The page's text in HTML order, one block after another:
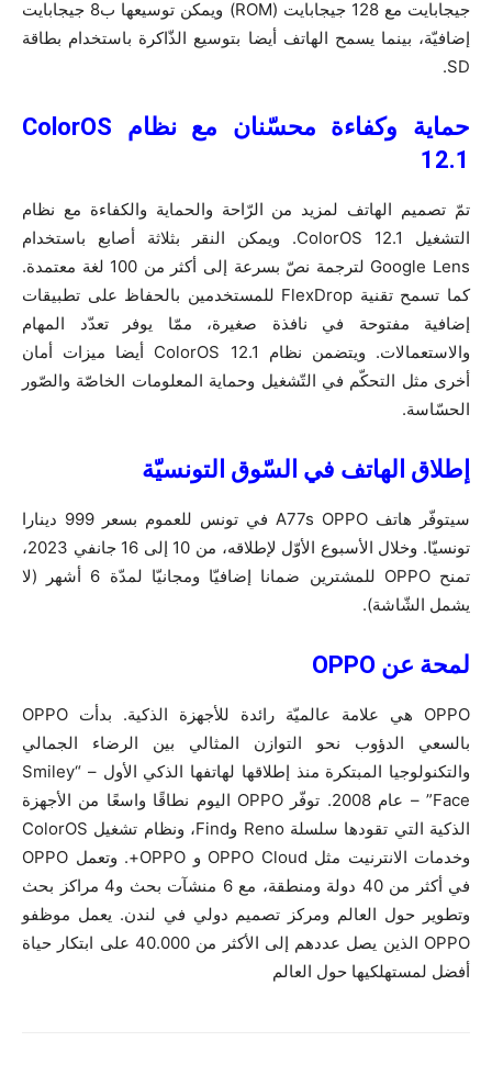
جيجابايت مع 128 جيجابايت (ROM) ويمكن توسيعها ب8 جيجابايت
إضافيّة، بينما يسمح الهاتف أيضا بتوسيع الذّاكرة باستخدام بطاقة
SD.
حماية وكفاءة محسّنان مع نظام
ColorOS
12.1
تمّ تصميم الهاتف لمزيد من الرّاحة والحماية والكفاءة مع نظام
التشغيل ColorOS 12.1. ويمكن النقر بثلاثة أصابع باستخدام
Google Lens لترجمة نصّ بسرعة إلى أكثر من 100 لغة معتمدة.
كما تسمح تقنية FlexDrop للمستخدمين بالحفاظ على تطبيقات
إضافية مفتوحة في نافذة صغيرة، ممّا يوفر تعدّد المهام
والاستعمالات. ويتضمن نظام ColorOS 12.1 أيضا ميزات أمان
أخرى مثل التحكّم في التّشغيل وحماية المعلومات الخاصّة والصّور
الحسّاسة.
إطلاق الهاتف في السّوق التونسيّة
سيتوفّر هاتف A77s OPPO في تونس للعموم بسعر 999 دينارا
تونسيّا. وخلال الأسبوع الأوّل لإطلاقه، من 10 إلى 16 جانفي 2023،
تمنح OPPO للمشترين ضمانا إضافيّا ومجانيّا لمدّة 6 أشهر (لا
يشمل الشّاشة).
لمحة عن OPPO
OPPO هي علامة عالميّة رائدة للأجهزة الذكية. بدأت OPPO
بالسعي الدؤوب نحو التوازن المثالي بين الرضاء الجمالي
والتكنولوجيا المبتكرة منذ إطلاقها لهاتفها الذكي الأول – “Smiley
Face” – عام 2008. توفّر OPPO اليوم نطاقًا واسعًا من الأجهزة
الذكية التي تقودها سلسلة Reno وFind، ونظام تشغيل ColorOS
وخدمات الانترنيت مثل OPPO Cloud و OPPO+. وتعمل OPPO
في أكثر من 40 دولة ومنطقة، مع 6 منشآت بحث و4 مراكز بحث
وتطوير حول العالم ومركز تصميم دولي في لندن. يعمل موظفو
OPPO الذين يصل عددهم إلى الأكثر من 40.000 على ابتكار حياة
أفضل لمستهلكيها حول العالم